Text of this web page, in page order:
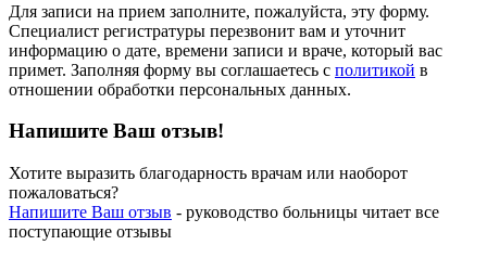
Для записи на прием заполните, пожалуйста, эту форму.
Специалист регистратуры перезвонит вам и уточнит
информацию о дате, времени записи и враче, который вас
примет. Заполняя форму вы соглашаетесь с политикой в
отношении обработки персональных данных.
Напишите Ваш отзыв!
Хотите выразить благодарность врачам или наоборот
пожаловаться?
Напишите Ваш отзыв - руководство больницы читает все
поступающие отзывы